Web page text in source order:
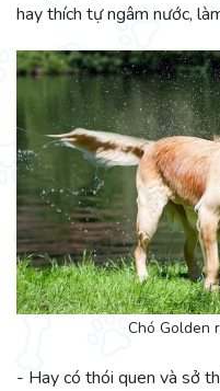
hay thích tự ngâm nước,
Chó Golden
- Hay có thói quen và sở